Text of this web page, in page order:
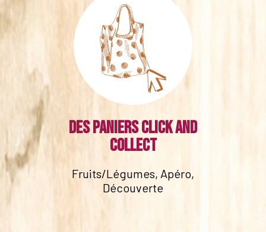
Des paniers click and
collect
Fruits/Légumes, Apéro,
Découverte